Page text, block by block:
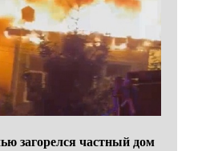
загорелся частный дом